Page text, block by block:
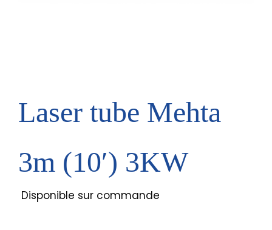
Laser tube Mehta
3m (10′) 3KW
Disponible sur commande